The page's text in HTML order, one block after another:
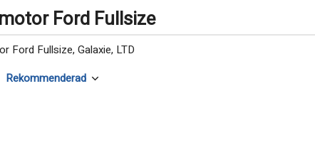
Ford Fullsize
Ford Fullsize, Galaxie, LTD